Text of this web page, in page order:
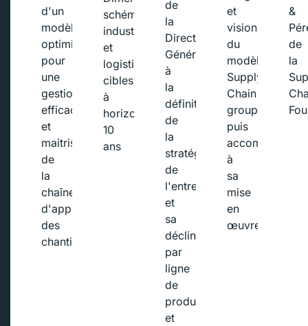
d'un
modèle
optimisé
pour
une
gestion
efficace
et
maitrisée
de
la
chaîne
d'approvisionnement
des
chantiers
schémas
industriels
et
logistiques
cibles
à
horizon
10
ans
de
la
Direction
Générale
à
la
définition
de
la
stratégie
de
l'entreprise
et
sa
déclinaison
par
ligne
de
produits
et
et
vision
du
modèle
Supply
Chain
groupe
puis
à
sa
mise
en
œuvre
&
de
la